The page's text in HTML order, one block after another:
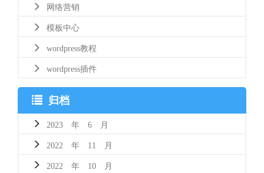
网络营销
模板中心
wordpress教程
wordpress插件
归档
2023 年 6 月
2022 年 11 月
2022 年 10 月